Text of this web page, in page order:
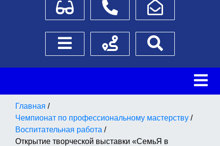
Для слабовидящихТелефоныНаписать обращение
Боковое менюСхема проезда
Главная /
Чемпионат по профессиональному мастерству /
Воспитательная работа /
Открытие творческой выставки «СемьЯ в